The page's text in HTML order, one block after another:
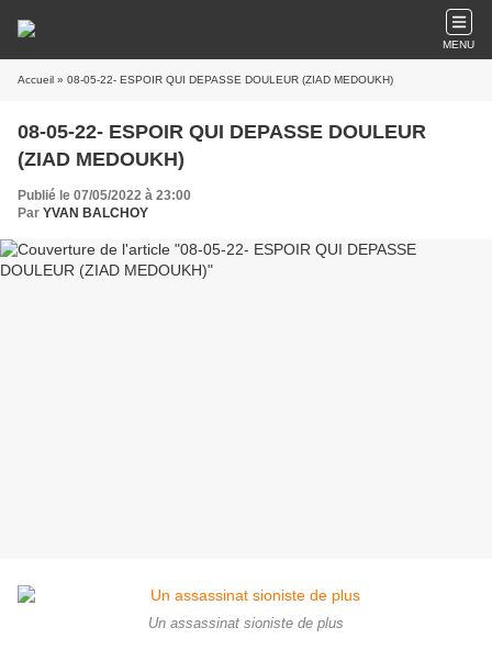
MENU
Accueil » 08-05-22- ESPOIR QUI DEPASSE DOULEUR (ZIAD MEDOUKH)
08-05-22- ESPOIR QUI DEPASSE DOULEUR
(ZIAD MEDOUKH)
Publié le 07/05/2022 à 23:00
Par YVAN BALCHOY
Un assassinat sioniste de plus